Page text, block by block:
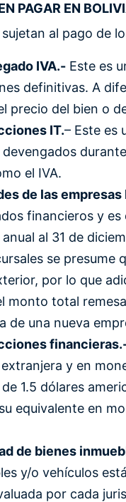
PAGAR EN
al pago de
IVA.- Este es
definitivas. A
precio del bien o
IT.– Este es
el IVA.
de las empresas
financieros y
al 31 de
se
por lo que
monto total
de una nueva
y en
1.5 dólares
equivalente en
de bienes
y/o vehículos
por cada